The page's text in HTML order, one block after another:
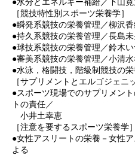
［競技特性別スポーツ栄養学］
●瞬発系競技の栄養管理／柳沢
●持久系競技の栄養管理／長島
●球技系競技の栄養管理／鈴木
●審美系競技の栄養管理／小清
●水泳，格闘技，階級制競技の
［サプリメントとエルゴジェニ
●スポーツ現場でのサプリメン
トの責任／
小井土幸恵
［注意を要するスポーツ栄養学］
●女性アスリートの栄養－女性
よる